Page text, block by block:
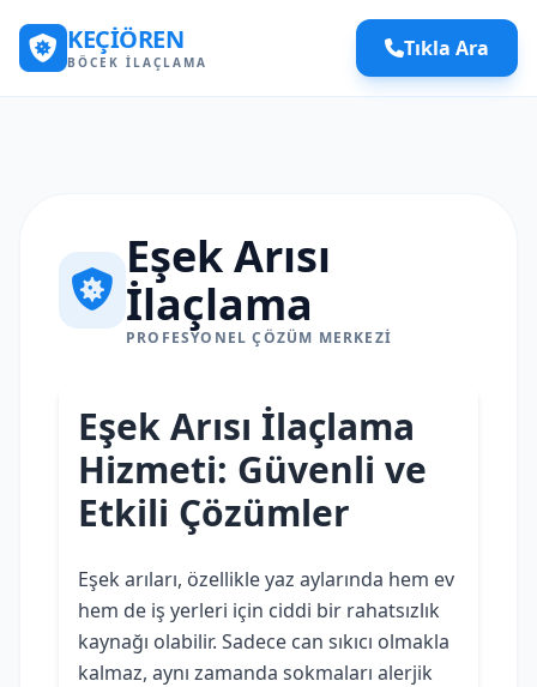
KEÇIÖREN
BÖCEK İLAÇLAMA
Tıkla Ara
Eşek Arısı
İlaçlama
PROFESYONEL ÇÖZÜM MERKEZI
Eşek Arısı İlaçlama
Hizmeti: Güvenli ve
Etkili Çözümler
Eşek arıları, özellikle yaz aylarında hem ev
hem de iş yerleri için ciddi bir rahatsızlık
kaynağı olabilir. Sadece can sıkıcı olmakla
kalmaz, aynı zamanda sokmaları alerjik